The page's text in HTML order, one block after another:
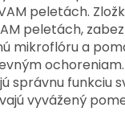
peletách.
peletách,
mikroflóru a
správnu funkciu
vyvážený